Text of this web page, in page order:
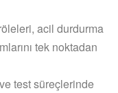
acil durdurma
tek noktadan
test süreçlerinde